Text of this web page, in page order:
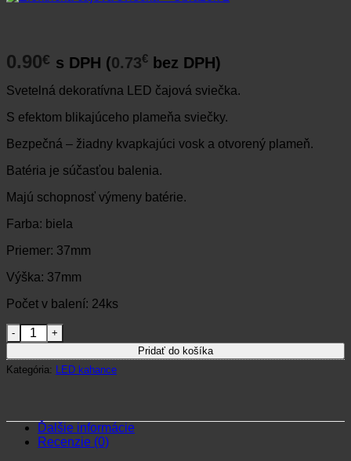
0.90€ s DPH (0.73€ bez DPH)
Svetelná dekoratívna LED čajová sviečka.
S efektom blikajúceho plameňa sviečky.
Bezpečná – žiadny kvapkajúci vosk a otvorený plameň.
Batéria je súčasťou balenia.
Majú schopnosť výmeny batérie.
Farba: biela
Priemer: 37mm
Výška: 37mm
Počet v balení: 24ks
množstvo Elektrická čajová sviečka
Pridať do košíka
Kategória:
LED kahance
Ďalšie informácie
Recenzie (0)